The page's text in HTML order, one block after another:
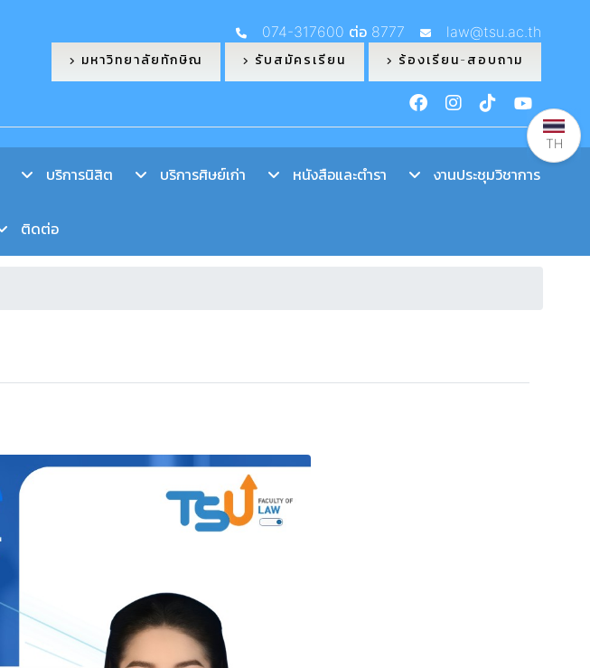
074-317600 ต่อ 8777 law@tsu.ac.th
มหาวิทยาลัยทักษิณ รับสมัครเรียน ร้องเรียน-สอบถาม
บริการนิสิต บริการศิษย์เก่า หนังสือและตำรา งานประชุมวิชาการ
ติดต่อ
TH